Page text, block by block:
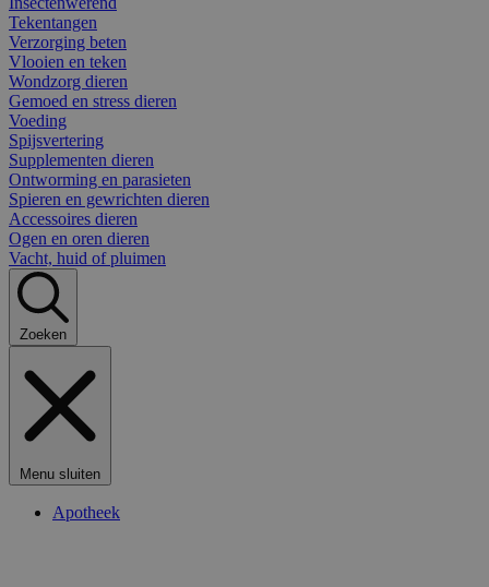
Tekentangen
Verzorging beten
Vlooien en teken
Wondzorg dieren
Gemoed en stress dieren
Voeding
Spijsvertering
Supplementen dieren
Ontworming en parasieten
Spieren en gewrichten dieren
Accessoires dieren
Ogen en oren dieren
Vacht, huid of pluimen
Zoeken
Menu sluiten
Apotheek